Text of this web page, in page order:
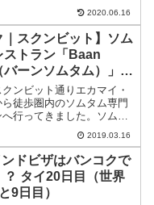
ンシーフードは絶対的な人
る。シーフード料理や一品
ていて何人か...
2020.06.16
｜スクンビット】ソム
ストラン「Baan
ーンソムタム）」
ンビット通りエカマイ・
ら徒歩圏内のソムタム専門
行ってきました。ソムタ
、おしゃれで雰囲気良し、
く、バンコクオススメのソ
ンです。
2019.03.16
ンドビザはバンコクで
？ タイ20日目（世界
9日目）